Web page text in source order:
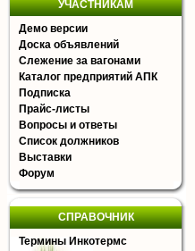
УЧАСТНИКАМ
Демо версии
Доска объявлений
Слежение за вагонами
Каталог предприятий АПК
Подписка
Прайс-листы
Вопросы и ответы
Список должников
Выставки
Форум
СПРАВОЧНИК
Термины Инкотермс